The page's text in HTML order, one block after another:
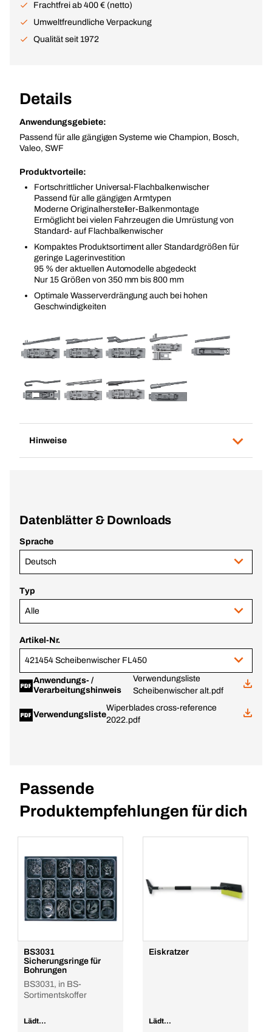
Frachtfrei ab 400 € (netto)
Umweltfreundliche Verpackung
Qualität seit 1972
Details
Anwendungsgebiete:
Passend für alle gängigen Systeme wie Champion, Bosch,
Valeo, SWF
Produktvorteile:
Fortschrittlicher Universal-Flachbalkenwischer
Passend für alle gängigen Armtypen
Moderne Originalhersteller-Balkenmontage
Ermöglicht bei vielen Fahrzeugen die Umrüstung von
Standard- auf Flachbalkenwischer
Kompaktes Produktsortiment aller Standardgrößen für
geringe Lagerinvestition
95 % der aktuellen Automodelle abgedeckt
Nur 15 Größen von 350 mm bis 800 mm
Optimale Wasserverdrängung auch bei hohen
Geschwindigkeiten
Hinweise
Datenblätter & Downloads
Sprache
Deutsch
Typ
Alle
Artikel-Nr.
421454 Scheibenwischer FL450
Anwendungs- /
Verarbeitungshinweis
Verwendungsliste
Scheibenwischer alt.pdf
Verwendungsliste
Wiperblades cross-reference
2022.pdf
Passende
Produktempfehlungen für dich
BS3031
Sicherungsringe für
Bohrungen
BS3031, in BS-
Sortimentskoffer
Lädt...
Eiskratzer
Lädt...